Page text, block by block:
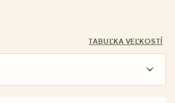
TABUĽKA VEĽKOSTÍ